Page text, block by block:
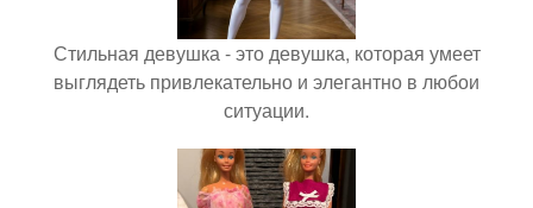
Стильная девушка - это девушка, которая умеет
выглядеть привлекательно и элегантно в любои
ситуации.